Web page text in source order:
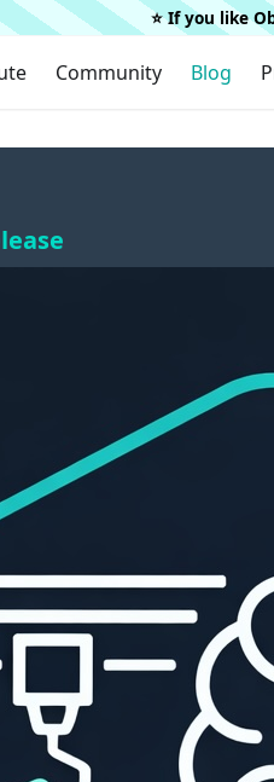
⭐️ If you like
Community Blog